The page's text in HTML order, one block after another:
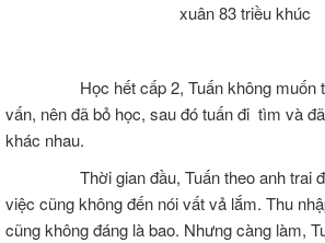
xuân 83 triều khúc
Học hết cấp 2, Tuấn không muốn
vấn, nên đã bỏ học, sau đó tuấn đi tìm và
khác nhau.
Thời gian đầu, Tuấn theo anh trai đi
việc cũng không đến nói vất vả lắm. Thu
cũng không đáng là bao. Nhưng càng làm,